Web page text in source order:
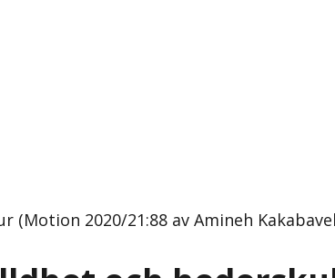
2020/21:88 av Amineh